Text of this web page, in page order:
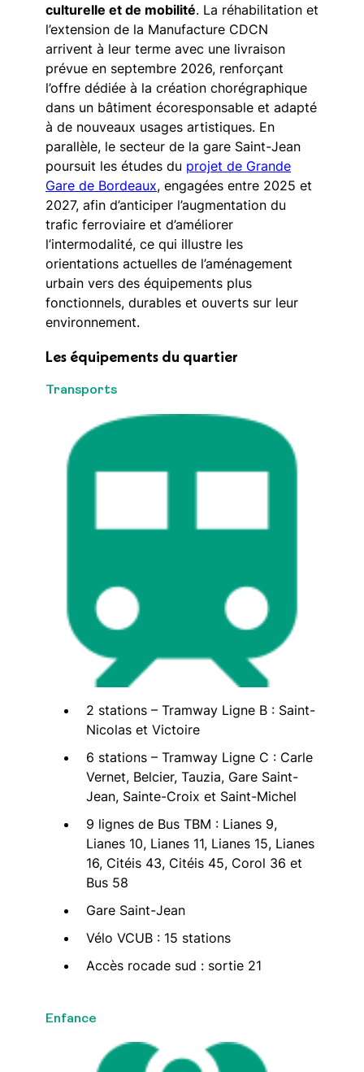
culturelle et de mobilité. La réhabilitation et
l’extension de la Manufacture CDCN
arrivent à leur terme avec une livraison
prévue en septembre 2026, renforçant
l’offre dédiée à la création chorégraphique
dans un bâtiment écoresponsable et adapté
à de nouveaux usages artistiques. En
parallèle, le secteur de la gare Saint-Jean
poursuit les études du projet de Grande
Gare de Bordeaux, engagées entre 2025 et
2027, afin d’anticiper l’augmentation du
trafic ferroviaire et d’améliorer
l’intermodalité, ce qui illustre les
orientations actuelles de l’aménagement
urbain vers des équipements plus
fonctionnels, durables et ouverts sur leur
environnement.
Les équipements du quartier
Transports
2 stations – Tramway Ligne B : Saint-
Nicolas et Victoire
6 stations – Tramway Ligne C : Carle
Vernet, Belcier, Tauzia, Gare Saint-
Jean, Sainte-Croix et Saint-Michel
9 lignes de Bus TBM : Lianes 9,
Lianes 10, Lianes 11, Lianes 15, Lianes
16, Citéis 43, Citéis 45, Corol 36 et
Bus 58
Gare Saint-Jean
Vélo VCUB : 15 stations
Accès rocade sud : sortie 21
Enfance